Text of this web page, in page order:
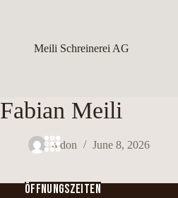
Meili Schreinerei AG
Fabian Meili
redon June 8, 2026
ÖFFNUNGSZEITEN